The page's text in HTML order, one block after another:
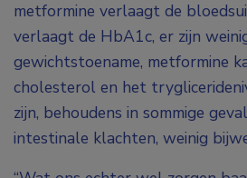
metformine verlaagt de
verlaagt de HbA1c, er zijn
gewichtstoename, metformine
cholesterol en het
zijn, behoudens in sommige
intestinale klachten, weinig